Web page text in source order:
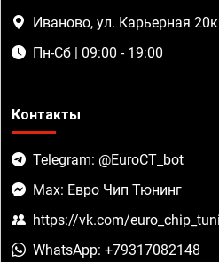
Иваново, ул. Карьерная
Пн-Сб | 09:00 - 19:00
Контакты
Telegram: @EuroCT_bot
Max: Евро Чип Тюнинг
https://vk.com/
WhatsApp: +79317082148